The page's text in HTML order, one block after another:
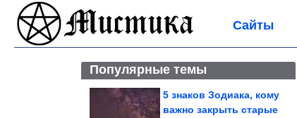
Сайты
Популярные темы
5 знаков Зодиака, кому
важно закрыть старые